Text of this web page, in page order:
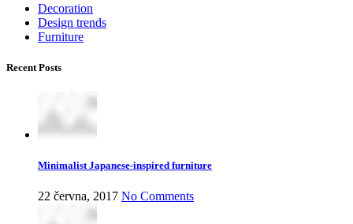
Decoration
Design trends
Furniture
Recent Posts
Minimalist Japanese-inspired furniture
22 června, 2017 No Comments